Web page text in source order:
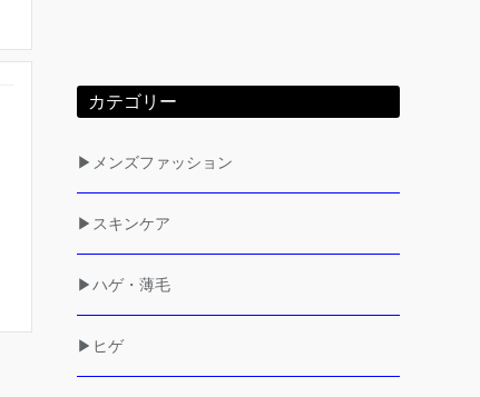
カテゴリー
▶メンズファッション
▶スキンケア
▶ハゲ・薄毛
▶ヒゲ